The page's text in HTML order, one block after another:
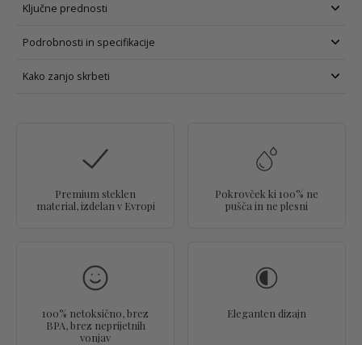
Ključne prednosti
Podrobnosti in specifikacije
Kako zanjo skrbeti
Premium steklen
material, izdelan v Evropi
Pokrovček ki 100% ne
pušča in ne plesni
100% netoksično, brez
BPA, brez neprijetnih
vonjav
Eleganten dizajn